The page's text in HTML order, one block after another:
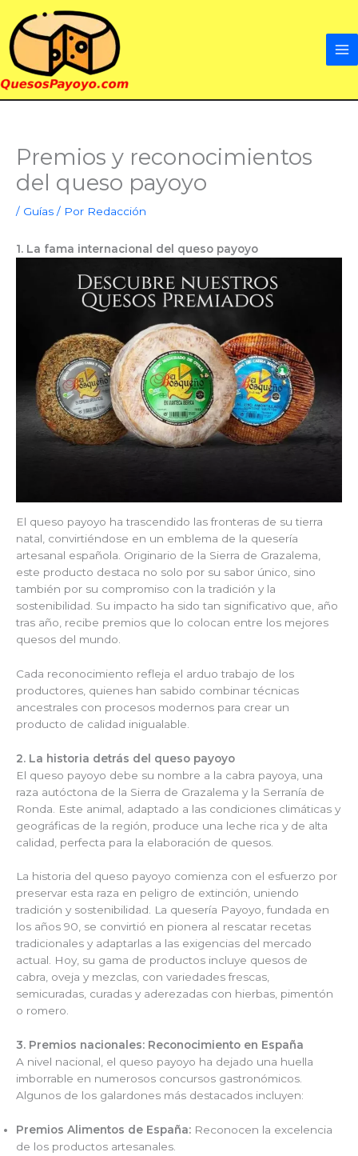
contenido
Premios y reconocimientos
del queso payoyo
/ Guías / Por Redacción
1. La fama internacional del queso payoyo
El queso payoyo ha trascendido las fronteras de su tierra
natal, convirtiéndose en un emblema de la quesería
artesanal española. Originario de la Sierra de Grazalema,
este producto destaca no solo por su sabor único, sino
también por su compromiso con la tradición y la
sostenibilidad. Su impacto ha sido tan significativo que, año
tras año, recibe premios que lo colocan entre los mejores
quesos del mundo.
Cada reconocimiento refleja el arduo trabajo de los
productores, quienes han sabido combinar técnicas
ancestrales con procesos modernos para crear un
producto de calidad inigualable.
2. La historia detrás del queso payoyo
El queso payoyo debe su nombre a la cabra payoya, una
raza autóctona de la Sierra de Grazalema y la Serranía de
Ronda. Este animal, adaptado a las condiciones climáticas y
geográficas de la región, produce una leche rica y de alta
calidad, perfecta para la elaboración de quesos.
La historia del queso payoyo comienza con el esfuerzo por
preservar esta raza en peligro de extinción, uniendo
tradición y sostenibilidad. La quesería Payoyo, fundada en
los años 90, se convirtió en pionera al rescatar recetas
tradicionales y adaptarlas a las exigencias del mercado
actual. Hoy, su gama de productos incluye quesos de
cabra, oveja y mezclas, con variedades frescas,
semicuradas, curadas y aderezadas con hierbas, pimentón
o romero.
3. Premios nacionales: Reconocimiento en España
A nivel nacional, el queso payoyo ha dejado una huella
imborrable en numerosos concursos gastronómicos.
Algunos de los galardones más destacados incluyen:
Premios Alimentos de España: Reconocen la excelencia
de los productos artesanales.